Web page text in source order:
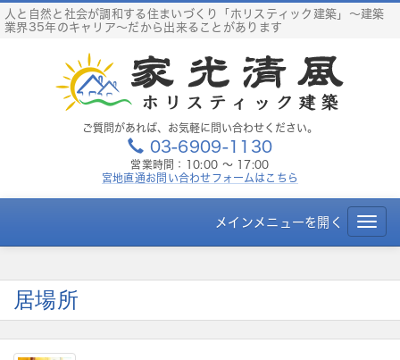
k
t
人と自然と社会が調和する住まいづくり「ホリスティック建築」～建築
業界35年のキャリア～だから出来ることがあります
ご質問があれば、お気軽に問い合わせください。
03-6909-1130
営業時間：10:00 ～ 17:00
宮地直通お問い合わせフォームはこちら
T
o
g
e
n
メインメニューを開く
居場所